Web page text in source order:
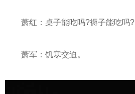
萧红：桌子能吃吗?褥子能吃吗?
萧军：饥寒交迫。